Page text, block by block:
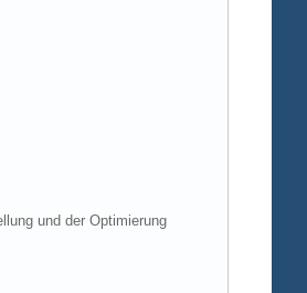
und der Optimierung